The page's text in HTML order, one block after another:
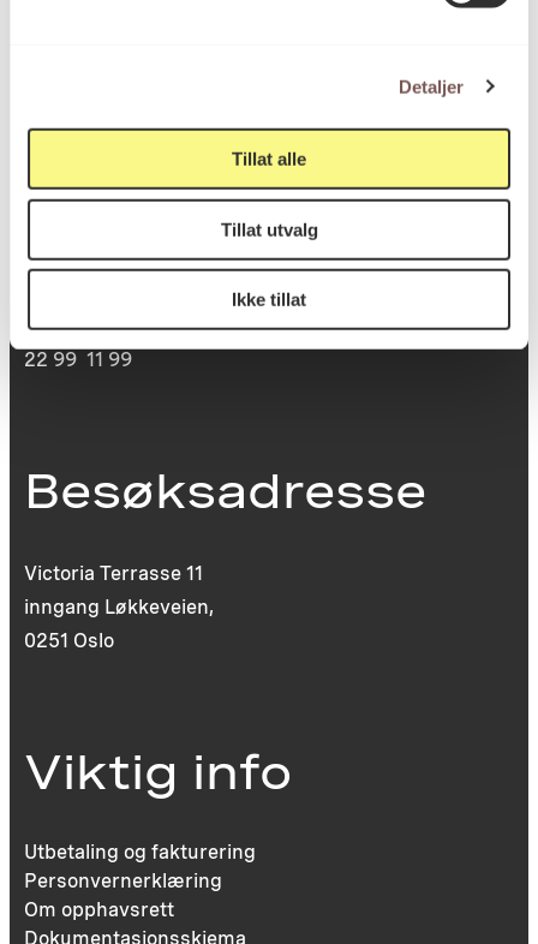
Detaljer
Tillat alle
Tillat utvalg
Ikke tillat
Postadresse
Postboks 6994
0130 Oslo
post@koro.no
22 99 11 99
Besøksadresse
Victoria Terrasse 11
inngang Løkkeveien,
0251 Oslo
Viktig info
Utbetaling og fakturering
Personvernerklæring
Om opphavsrett
Dokumentasjonsskjema